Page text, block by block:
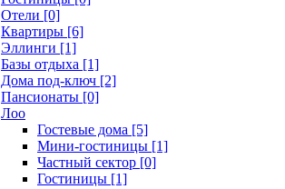
Отели [0]
Квартиры [6]
Эллинги [1]
Базы отдыха [1]
Дома под-ключ [2]
Пансионаты [0]
Лоо
Гостевые дома [5]
Мини-гостиницы [1]
Частный сектор [0]
Гостиницы [1]